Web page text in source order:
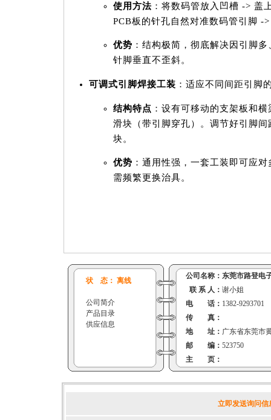
使用方法 ：将数码管放入凹槽 -> 盖
PCB板的针孔自然对准数码管引脚 -
优势 ：结构极简，彻底解决因引脚
针脚垂直不歪斜。
可调式引脚焊接工装 ：适应不同间距引脚
结构特点 ：设有可移动的支架板和
滑块（带引脚穿孔）。调节好引脚间
块。
优势 ：通用性强，一套工装即可应
需频繁更换治具。
状 态： 离线
公司简介
产品目录
供应信息
公司名称： 东莞市路登电
联 系 人： 谢小姐
电 话： 1382-9293701
传 真：
地 址： 广东省东莞市
邮 编： 523750
主 页：
立即发送询问信